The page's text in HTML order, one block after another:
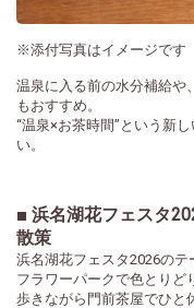
※添付写真はイメージです
温泉に入る前の水分補給や
もおすすめ。
“温泉×お茶時間”という新
い。
■ 浜名湖花フェスタ
散策
浜名湖花フェスタ2026のテ
フラワーパークで色とりど
歩きながら門前茶屋でひと